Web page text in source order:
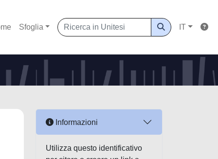
Sfoglia IT
Informazioni
Utilizza questo identificativo